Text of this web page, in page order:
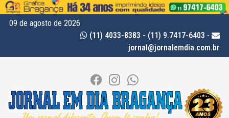
09 de agosto de 2026
(11) 4033-8383 - (11) 9.7417-6403 -
jornal@jornalemdia.com.br